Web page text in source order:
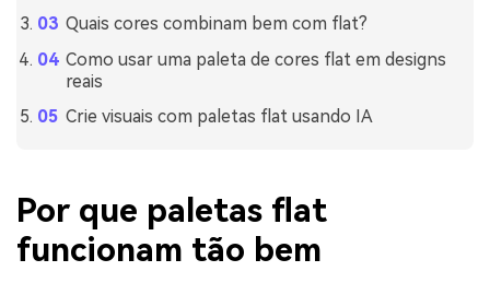
Quais cores combinam bem com flat?
Como usar uma paleta de cores flat em designs
reais
Crie visuais com paletas flat usando IA
Por que paletas flat
funcionam tão bem